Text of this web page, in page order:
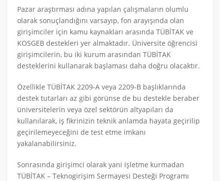
Pazar araştırması adına yapılan çalışmaların olumlu
olarak sonuçlandığını varsayıp, fon arayışında olan
girişimciler için kamu kaynakları arasında TÜBİTAK ve
KOSGEB destekleri yer almaktadır. Üniversite öğrencisi
girişimcilerin, bu iki kurum arasından TÜBİTAK
desteklerini kullanarak başlaması daha doğru olacaktır.
Özellikle TÜBİTAK 2209-A veya 2209-B başlıklarında
destek tutarları az gibi görünse de bu destekle beraber
üniversitelerin veya özel sektörün altyapıları da
kullanılarak, iş fikrinizin teknik anlamda hayata geçirilip
geçirilemeyeceğini de test etme imkanı
yakalanabilirsiniz.
Sonrasında girişimci olarak yani işletme kurmadan
TÜBİTAK – Teknogirişim Sermayesi Desteği Programı